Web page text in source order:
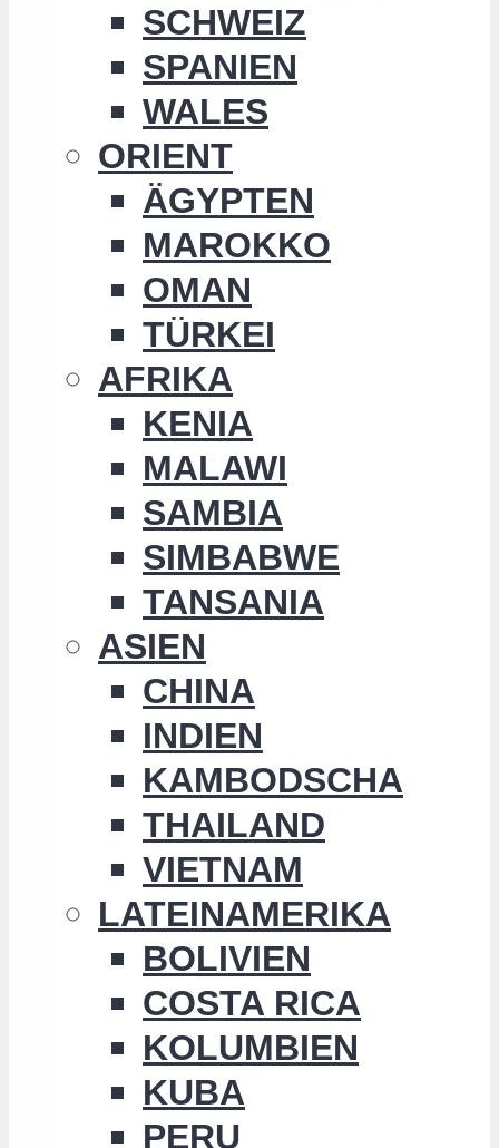
SCHWEIZ
SPANIEN
WALES
ORIENT
ÄGYPTEN
MAROKKO
OMAN
TÜRKEI
AFRIKA
KENIA
MALAWI
SAMBIA
SIMBABWE
TANSANIA
ASIEN
CHINA
INDIEN
KAMBODSCHA
THAILAND
VIETNAM
LATEINAMERIKA
BOLIVIEN
COSTA RICA
KOLUMBIEN
KUBA
PERU